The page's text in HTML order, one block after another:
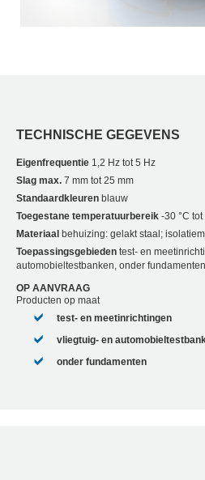
TECHNISCHE GEGEVENS
Eigenfrequentie 1,2 Hz tot 5 Hz
Slag max. 7 mm tot 25 mm
Standaardkleuren blauw
Toegestane temperatuurbereik -30 °C tot
Materiaal behuizing: gelakt staal;
Toepassingsgebieden test- en
automobieltestbanken, onder fundamenten
OP AANVRAAG
Producten op maat
test- en meetinrichtingen
vliegtuig- en
onder fundamenten